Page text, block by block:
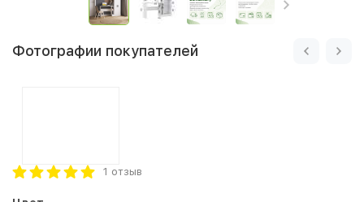
Фотографии покупателей
1 отзыв